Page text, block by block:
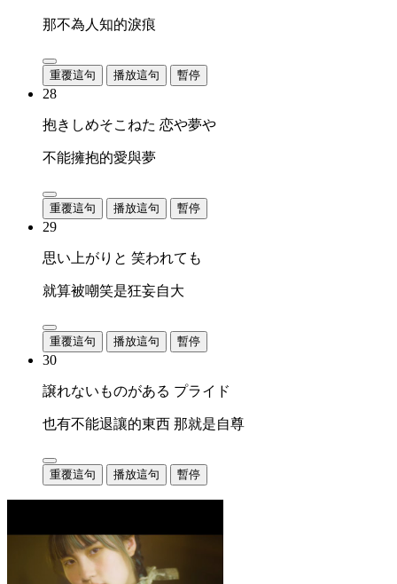
那不為人知的淚痕
重覆這句 播放這句 暫停
28
抱きしめそこねた 恋や夢や
不能擁抱的愛與夢
重覆這句 播放這句 暫停
29
思い上がりと 笑われても
就算被嘲笑是狂妄自大
重覆這句 播放這句 暫停
30
譲れないものがある プライド
也有不能退讓的東西 那就是自尊
重覆這句 播放這句 暫停